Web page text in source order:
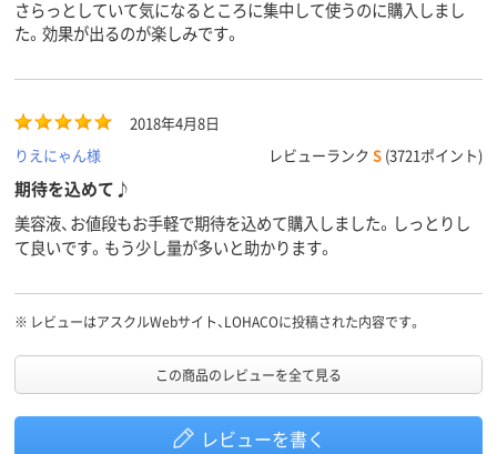
さらっとしていて気になるところに集中して使うのに購入しまし
た。効果が出るのが楽しみです。
2018年4月8日
りえにゃん様
レビューランク S (3721ポイント)
期待を込めて♪
美容液、お値段もお手軽で期待を込めて購入しました。しっとりし
て良いです。もう少し量が多いと助かります。
※ レビューはアスクルWebサイト、LOHACOに投稿された内容です。
この商品のレビューを全て見る
レビューを書く